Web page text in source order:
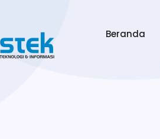
Beranda